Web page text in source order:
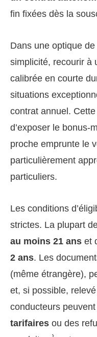
fin fixées dès la
Dans une optique
simplicité, recourir à
calibrée en courte
situations
contrat annuel.
d’exposer le bonus-
proche emprunte le
particulièrement
particuliers.
Les conditions
strictes. La plupart
au moins 21 ans et
2 ans. Les
(même étrangère),
et, si possible,
conducteurs
tarifaires ou des